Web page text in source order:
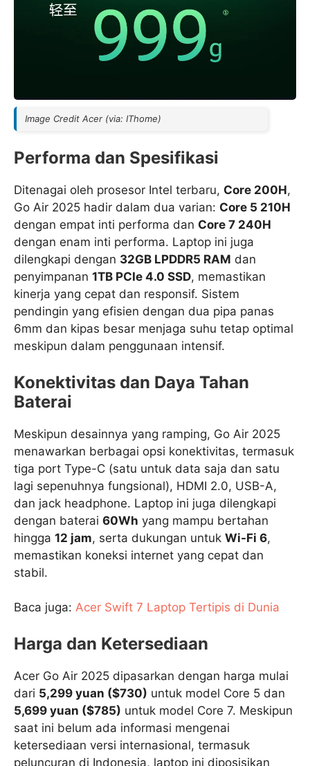
Image Credit Acer (via: IThome)
Performa dan Spesifikasi
Ditenagai oleh prosesor Intel terbaru, Core 200H,
Go Air 2025 hadir dalam dua varian: Core 5 210H
dengan empat inti performa dan Core 7 240H
dengan enam inti performa. Laptop ini juga
dilengkapi dengan 32GB LPDDR5 RAM dan
penyimpanan 1TB PCIe 4.0 SSD, memastikan
kinerja yang cepat dan responsif. Sistem
pendingin yang efisien dengan dua pipa panas
6mm dan kipas besar menjaga suhu tetap optimal
meskipun dalam penggunaan intensif.
Konektivitas dan Daya Tahan
Baterai
Meskipun desainnya yang ramping, Go Air 2025
menawarkan berbagai opsi konektivitas, termasuk
tiga port Type-C (satu untuk data saja dan satu
lagi sepenuhnya fungsional), HDMI 2.0, USB-A,
dan jack headphone. Laptop ini juga dilengkapi
dengan baterai 60Wh yang mampu bertahan
hingga 12 jam, serta dukungan untuk Wi-Fi 6,
memastikan koneksi internet yang cepat dan
stabil.
Baca juga: Acer Swift 7 Laptop Tertipis di Dunia
Harga dan Ketersediaan
Acer Go Air 2025 dipasarkan dengan harga mulai
dari 5,299 yuan ($730) untuk model Core 5 dan
5,699 yuan ($785) untuk model Core 7. Meskipun
saat ini belum ada informasi mengenai
ketersediaan versi internasional, termasuk
peluncuran di Indonesia, laptop ini diposisikan